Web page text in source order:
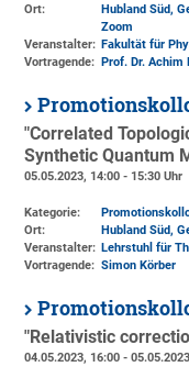
Ort:
Hubland Süd,
Zoom
Veranstalter: Fakultät für
Vortragende: Prof. Dr. Achim
"Correlated
Synthetic Quantum
05.05.2023, 14:00 - 15:30 Uhr
Kategorie:
Ort:
Hubland Süd,
Veranstalter: Lehrstuhl für
Vortragende: Simon Körber
"Relativistic
04.05.2023, 16:00 -